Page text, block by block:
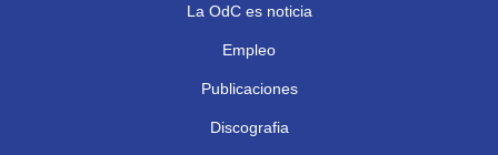
La OdC es noticia
Empleo
Publicaciones
Discografia